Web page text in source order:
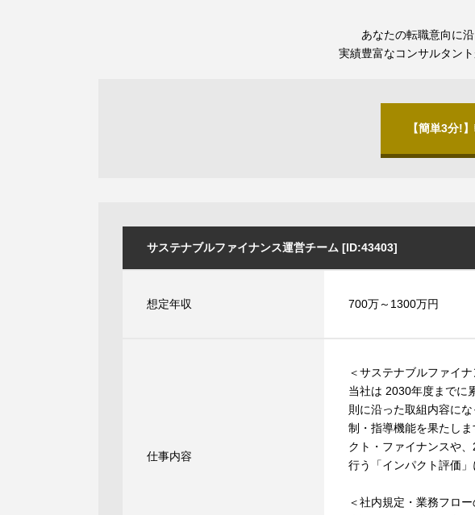
あなたの転職意向に
実績豊富なコンサルタン
【簡単3分!
サステナブルファイナンス運営チーム [ID:43403]
想定年収 700万～1300万円
仕事内容
＜サステナブルファイ
当社は 2030年度までに
則に沿った取組内容に
制・指導機能を果たし
クト・ファイナンスや
行う「インパクト評価
＜社内規定・業務フロ